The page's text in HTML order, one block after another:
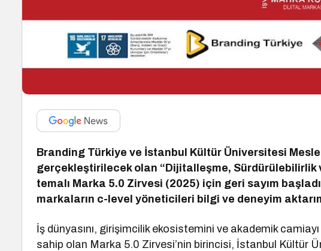
Branding Türkiye ve İstanbul Kültür Üniversitesi
gerçekleştirilecek olan “Dijitalleşme, Sürdürülebilirlik
temalı Marka 5.0 Zirvesi (2025) için geri sayım
markaların c-level yöneticileri bilgi ve deneyim
İş dünyasını, girişimcilik ekosistemini ve akademik
sahip olan Marka 5.0 Zirvesi’nin birincisi, İstanbul Kültür